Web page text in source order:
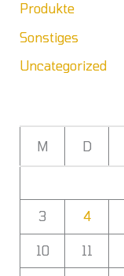
Produkte
Sonstiges
Uncategorized
M D
3 4
10 11